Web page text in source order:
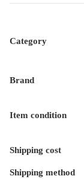
シ オーバーサイ
さいサイズ 大き
ン ミリタリー 法
ウォッチ クオー
リューム 上下セ
コン ドライブ デ
里帰り ゆったり
カジュアル OL
ーマパーク 婚活
ポーツ スキー ス
ィネート コーデ
系 ロリータ系 韓
ィング お呼ばれ
Category
Brand
Item condition
Shipping cost
Shipping method